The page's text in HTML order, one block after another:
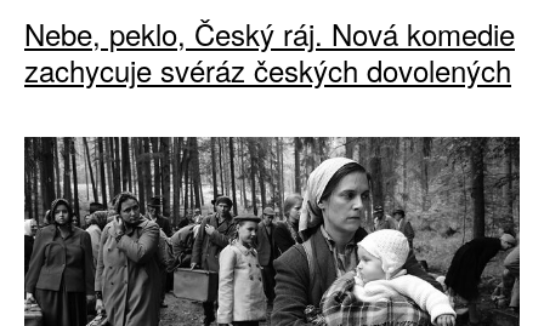
Nebe, peklo, Český ráj. Nová komedie
zachycuje svéráz českých dovolených